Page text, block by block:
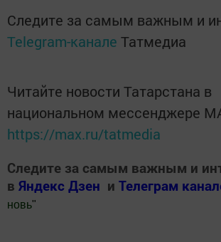
Следите за самым важным и
Telegram-канале Татмедиа
Читайте новости Татарстана в
национальном мессенджере
https://max.ru/tatmedia
Следите за самым важным и
в Яндекс Дзен и Телеграм
новь"